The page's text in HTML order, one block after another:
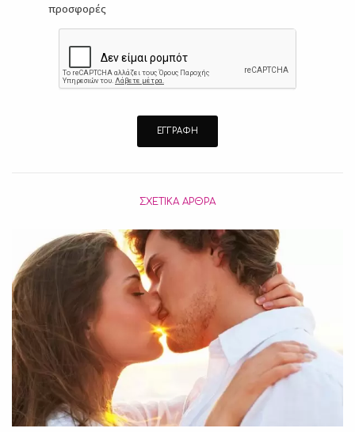
προσφορές
ΣΧΕΤΙΚΆ ΆΡΘΡΑ